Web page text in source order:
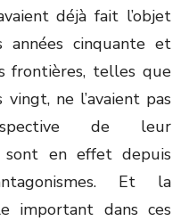
déjà fait l’objet
années cinquante et
frontières, telles que
vingt, ne l’avaient pas
de leur
sont en effet depuis
Et la
important dans ces